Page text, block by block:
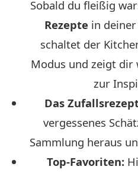
Sobald du fleißig
Rezepte in
schaltet der
Modus und zeigt dir
zur
Das
vergessenes
Sammlung heraus
Top-Favoriten: